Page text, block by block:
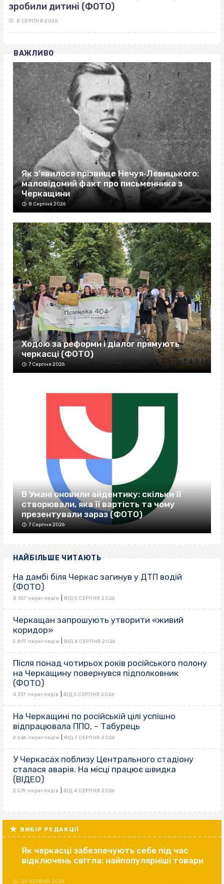
зробили дитині (ФОТО)
8 СЕРПНЯ 2026
ВАЖЛИВО
Як з’явилося прізвище Нечуя‐Левицького:
маловідомий факт про письменника з
Черкащини
8 Серпня 2026
Ходою за реформи і діалог прямують
черкасці (ФОТО)
7 Серпня 2026
В Умані оновили айдентику: скільки її
створювали, яка її вартість та чому
презентували зараз (ФОТО)
7 Серпня 2026
НАЙБІЛЬШЕ ЧИТАЮТЬ
На дамбі біля Черкас загинув у ДТП водій
(ФОТО)
8 357 переглядів ВІД 5 СЕРПНЯ 2026
Черкащан запрошують утворити «живий
коридор»
5 897 переглядів ВІД 4 СЕРПНЯ 2026
Після понад чотирьох років російського полону
на Черкащину повернувся підполковник
(ФОТО)
4 337 переглядів ВІД 5 СЕРПНЯ 2026
На Черкащині по російській цілі успішно
відпрацювала ППО, – Табурець
2 646 переглядів ВІД 7 СЕРПНЯ 2026
У Черкасах поблизу Центрального стадіону
сталася аварія. На місці працює швидка
(ВІДЕО)
2 579 переглядів ВІД 4 СЕРПНЯ 2026
ВИБІР РЕДАКЦІЇ
Як черкасці забезпечують себе під час
відключень світла: найпопулярніші товари
29 ЧЕРВНЯ 2026